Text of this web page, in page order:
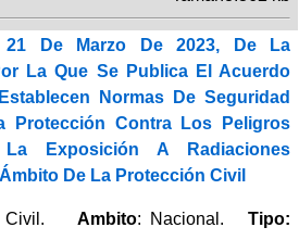
21 De Marzo De 2023, De La
La Que Se Publica El Acuerdo
Normas De Seguridad
Protección Contra Los Peligros
Exposición A Radiaciones
De La Protección Civil
Civil. Ambito: Nacional. Tipo: